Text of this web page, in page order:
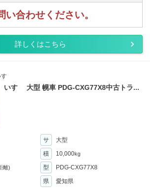
い合わせください。
詳しくはこちら
ゞ
いすゞ 大型 幌車 PDG-CXG77X8中古トラ...
サ
大型
積 10,000kg
離) 型
PDG-CXG77X8
県 愛知県